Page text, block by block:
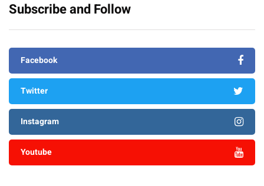
Subscribe and Follow
Facebook
Twitter
Instagram
Youtube